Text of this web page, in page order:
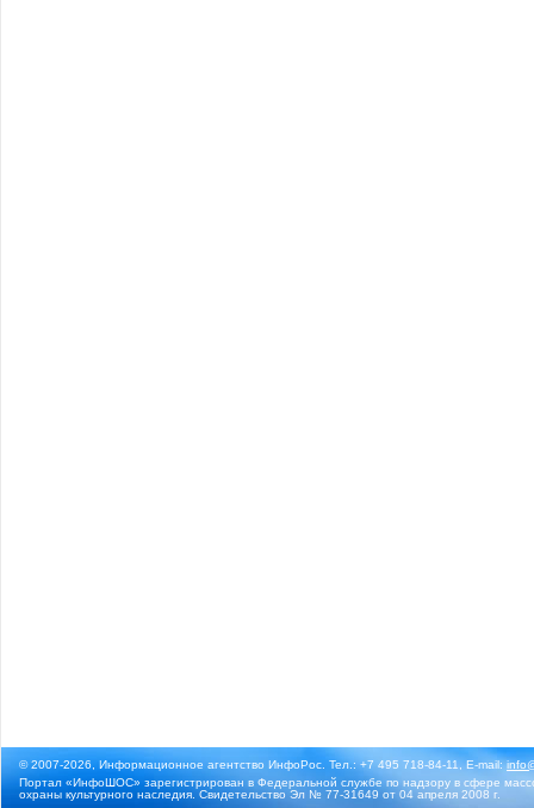
© 2007-2026, Информационное агентство ИнфоРос. Тел.: +7 495 718-84-11, E-mail:
Портал «ИнфоШОС» зарегистрирован в Федеральной службе по надзору в сфере
охраны культурного наследия. Свидетельство Эл № 77-31649 от 04 апреля 2008 г.